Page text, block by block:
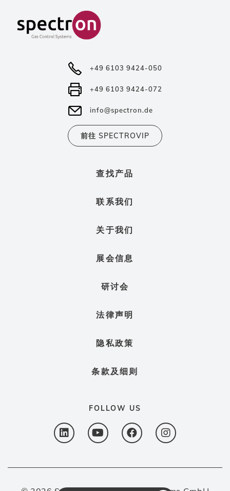
+49 6103 9424-050
+49 6103 9424-072
info@spectron.de
前往 SPECTROVIP
查找产品
联系我们
关于我们
展会信息
研讨会
法律声明
隐私政策
条款及细则
FOLLOW US